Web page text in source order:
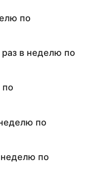
по
в неделю по
по
по
неделю по